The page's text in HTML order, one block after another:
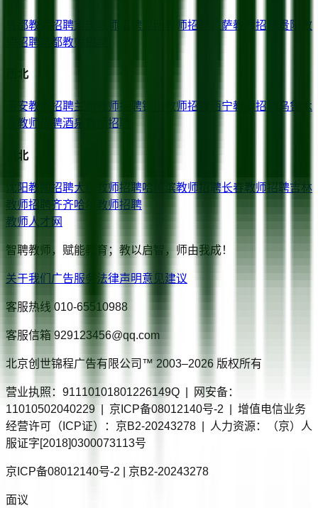
成都教师招聘重庆 教师招聘 教师招聘 拉萨教师招聘 贵阳
教
师招聘
昌都教师招聘
西北
西安教师招聘兰州 教师招聘银川 教师招聘 西宁教师招聘
乌鲁木
教师招聘酒泉 教师招聘
东北
沈阳教师招聘大连 教师招聘哈尔滨教师招聘长春教师招聘吉林
教师招聘
齐齐哈尔
教师招聘
教师人才网
智聘教师，赋能教育；教以启智，师由我成！
关于我们 广告服务 法律声明意见建议
客服热线 010-65510988
客服信箱 929123456@qq.com
北京创世锦程广告有限公司™ 2003–2026 版权所有
营业执照：91110101801226149Q | 网安备：
11010502040229 | 京ICP备08012140号-2 | 增值电信业务
经营许可（ICP证）：京B2-20243278 | 人力资源：（京）人
服证字[2018]0300073113号
京ICP备08012140号-2 | 京B2-20243278
面议